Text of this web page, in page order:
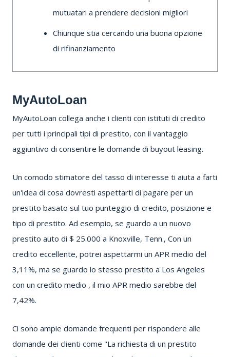
mutuatari a prendere decisioni migliori
Chiunque stia cercando una buona opzione
di rifinanziamento
MyAutoLoan
MyAutoLoan collega anche i clienti con istituti di credito
per tutti i principali tipi di prestito, con il vantaggio
aggiuntivo di consentire le domande di buyout leasing.
Un comodo stimatore del tasso di interesse ti aiuta a farti
un'idea di cosa dovresti aspettarti di pagare per un
prestito basato sul tuo punteggio di credito, posizione e
tipo di prestito. Ad esempio, se guardo a un nuovo
prestito auto di $ 25.000 a Knoxville, Tenn., Con un
credito eccellente, potrei aspettarmi un APR medio del
3,11%, ma se guardo lo stesso prestito a Los Angeles
con un credito medio , il mio APR medio sarebbe del
7,42%.
Ci sono ampie domande frequenti per rispondere alle
domande dei clienti come "La richiesta di un prestito